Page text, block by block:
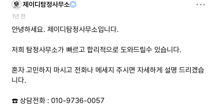
제이디탐정사무소
1년 전
안녕하세요. 제이디탐정사무소입니다.
저희 탐정사무소가 빠르고 합리적으로 도와드릴수 있습니다.
혼자 고민하지 마시고 전화나 메세지 주시면 자세하게 설명 드리겠습
니다.
☎️ 상담전화 : 010-9736-0057